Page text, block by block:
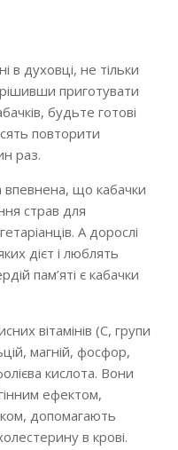
в духовці, не тільки
приготувати
будьте готові
повторити
раз.
впевнена, що кабачки
страв для
А дорослі
дієт і люблять
пам’яті є кабачки
вітамінів (С, групи
магній, фосфор,
кислота. Вони
ефектом,
допомагають
в крові.